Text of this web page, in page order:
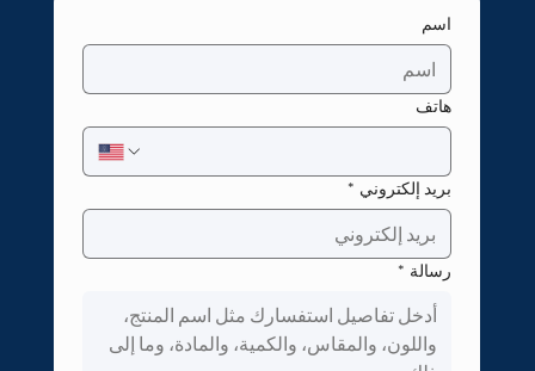
اسم
هاتف
بريد إلكتروني *
رسالة *